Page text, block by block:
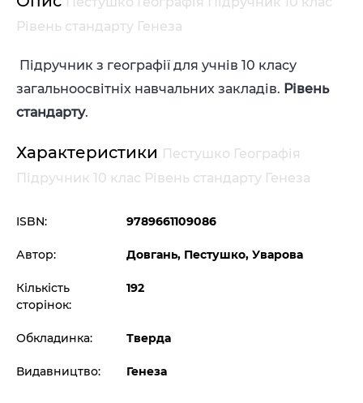
Рівень стандарту Генеза
Підручник з географії для учнів 10 класу
загальноосвітніх навчальних закладів. Рівень
стандарту.
Характеристики Пестушко Географія
Підручник 10 клас Рівень стандарту Генеза
ISBN: 9789661109086
Автор: Довгань, Пестушко, Уварова
Кількість
сторінок:
192
Обкладинка: Тверда
Видавництво: Генеза